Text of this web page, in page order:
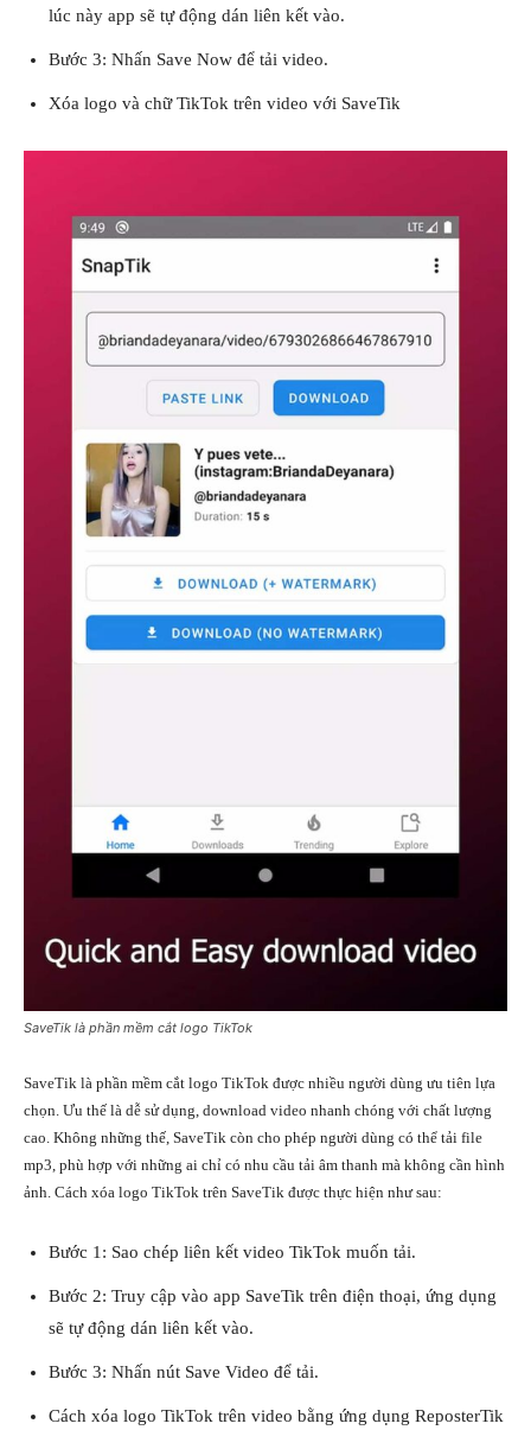
lúc này app sẽ tự động dán liên kết vào.
Bước 3: Nhấn Save Now để tải video.
Xóa logo và chữ TikTok trên video với SaveTik
SaveTik là phần mềm cắt logo TikTok
SaveTik là phần mềm cắt logo TikTok được nhiều người dùng ưu tiên lựa
chọn. Ưu thế là dễ sử dụng, download video nhanh chóng với chất lượng
cao. Không những thế, SaveTik còn cho phép người dùng có thể tải file
mp3, phù hợp với những ai chỉ có nhu cầu tải âm thanh mà không cần hình
ảnh. Cách xóa logo TikTok trên SaveTik được thực hiện như sau:
Bước 1: Sao chép liên kết video TikTok muốn tải.
Bước 2: Truy cập vào app SaveTik trên điện thoại, ứng dụng
sẽ tự động dán liên kết vào.
Bước 3: Nhấn nút Save Video để tải.
Cách xóa logo TikTok trên video bằng ứng dụng ReposterTik